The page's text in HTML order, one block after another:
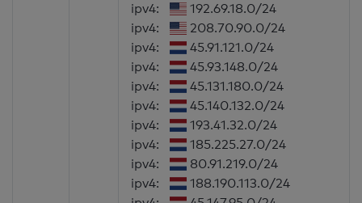
ipv4:
192.69.18.0/24
ipv4:
208.70.90.0/24
ipv4:
45.91.121.0/24
ipv4:
45.93.148.0/24
ipv4:
45.131.180.0/24
ipv4:
45.140.132.0/24
ipv4:
193.41.32.0/24
ipv4:
185.225.27.0/24
ipv4:
80.91.219.0/24
ipv4:
188.190.113.0/24